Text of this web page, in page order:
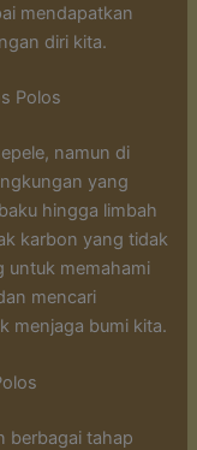
mendapatkan
diri kita.
Polos
namun di
yang
hingga limbah
karbon yang tidak
untuk memahami
mencari
menjaga bumi kita.
berbagai tahap